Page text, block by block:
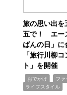
旅の思い出を
五で！ エー
ばんの日」に
「旅行川柳
ト」を開催
おでかけ ファ
ライフスタイル